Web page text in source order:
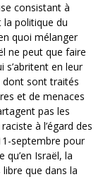
consistant à
la politique du
quoi mélanger
ne peut que faire
en leur
dont sont traités
et de menaces
pas les
à l’égard des
septembre pour
qu’en Israël, la
que dans la